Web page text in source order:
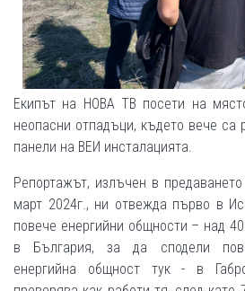
Екипът на НОВА ТВ посети на
неопасни отпадъци, където вече са
панели на ВЕИ инсталацията.
Репортажът, излъчен в
март 2024г., ни отвежда първо в
повече енергийни общности – над
в България, за да сподели
енергийна общност тук - в